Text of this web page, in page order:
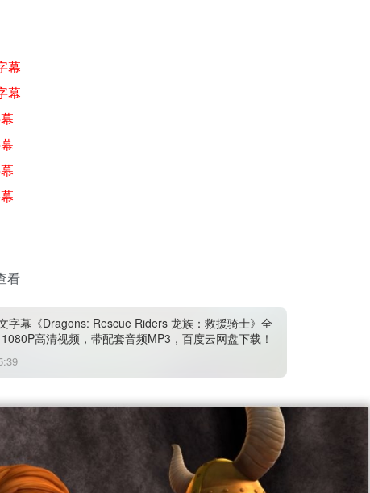
幕
幕
看
字幕《Dragons: Rescue Riders 龙族：救援骑士》全
高清视频，带配套音频MP3，百度云网盘下载！